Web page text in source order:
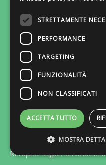
COLLABORA CON NOI
CONTATTI
PRIVACY
Via F. Bonfiglio 33 - 46042
Tel. 0376-775130 - Fax
Lun-Ven: ore 9:00/13:00 -
Email:
Recapito Skype:
STRETTAMENTE
PERFORMANCE
TARGETING
FUNZIONALITÀ
NON CLASSIFICATI
ACCETTA TUTTO
MOSTRA